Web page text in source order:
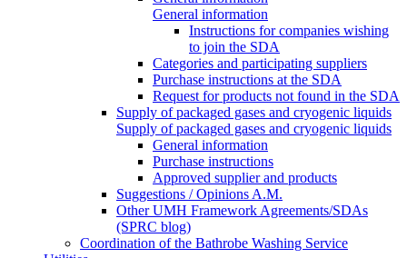
General information
Instructions for companies wishing
to join the SDA
Categories and participating suppliers
Purchase instructions at the SDA
Request for products not found in the SDA
Supply of packaged gases and cryogenic liquids
Supply of packaged gases and cryogenic liquids
General information
Purchase instructions
Approved supplier and products
Suggestions / Opinions A.M.
Other UMH Framework Agreements/SDAs
(SPRC blog)
Coordination of the Bathrobe Washing Service